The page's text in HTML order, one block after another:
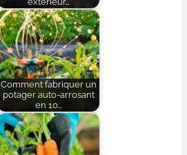
Comment fabriquer un
potager auto-arrosant
en 10…